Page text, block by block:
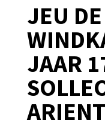
JEU
JAAR